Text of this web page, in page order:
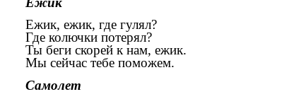
Ежик, ежик, где гулял?
Где колючки потерял?
Ты беги скорей к нам, ежик.
Мы сейчас тебе поможем.
Самолет